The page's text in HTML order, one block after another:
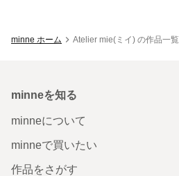
minne ホーム Atelier mie(ミイ) の作品一覧
minneを知る
minneについて
minneで買いたい
作品をさがす